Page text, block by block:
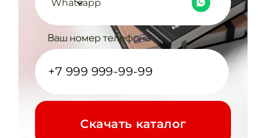
Whatsapp
Ваш номер телефона
Cкачать каталог